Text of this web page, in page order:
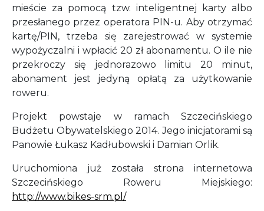
mieście za pomocą tzw. inteligentnej karty albo
przesłanego przez operatora PIN-u. Aby otrzymać
kartę/PIN, trzeba się zarejestrować w systemie
wypożyczalni i wpłacić 20 zł abonamentu. O ile nie
przekroczy się jednorazowo limitu 20 minut,
abonament jest jedyną opłatą za użytkowanie
roweru.
Projekt powstaje w ramach Szczecińskiego
Budżetu Obywatelskiego 2014. Jego inicjatorami są
Panowie Łukasz Kadłubowski i Damian Orlik.
Uruchomiona już została strona internetowa
Szczecińskiego Roweru Miejskiego:
http://www.bikes-srm.pl/